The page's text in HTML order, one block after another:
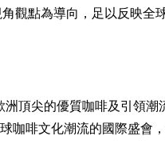
觀點為導向，足以反映
尖的優質咖啡及引領潮
啡文化潮流的國際盛會